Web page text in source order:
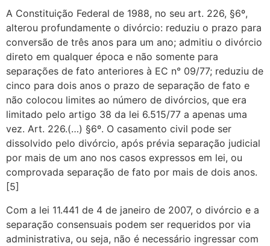
A Constituição Federal de 1988, no seu art. 226, §6º,
alterou profundamente o divórcio: reduziu o prazo para
conversão de três anos para um ano; admitiu o divórcio
direto em qualquer época e não somente para
separações de fato anteriores à EC n° 09/77; reduziu de
cinco para dois anos o prazo de separação de fato e
não colocou limites ao número de divórcios, que era
limitado pelo artigo 38 da lei 6.515/77 a apenas uma
vez. Art. 226.(…) §6º. O casamento civil pode ser
dissolvido pelo divórcio, após prévia separação judicial
por mais de um ano nos casos expressos em lei, ou
comprovada separação de fato por mais de dois anos.
[5]
Com a lei 11.441 de 4 de janeiro de 2007, o divórcio e a
separação consensuais podem ser requeridos por via
administrativa, ou seja, não é necessário ingressar com